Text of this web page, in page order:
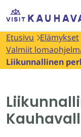
Siirry
Etusivu
Etusivu Elämykset
Valmiit
Liikunnallinen